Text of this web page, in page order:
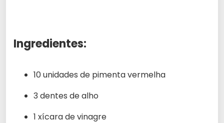
Ingredientes:
10 unidades de pimenta vermelha
3 dentes de alho
1 xícara de vinagre